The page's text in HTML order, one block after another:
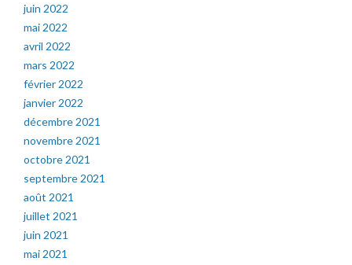
juin 2022
mai 2022
avril 2022
mars 2022
février 2022
janvier 2022
décembre 2021
novembre 2021
octobre 2021
septembre 2021
août 2021
juillet 2021
juin 2021
mai 2021